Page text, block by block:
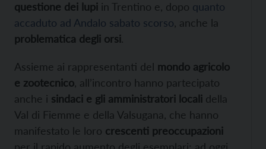
questione dei lupi in Trentino e, dopo quanto
accaduto ad Andalo sabato scorso , anche la
problematica degli orsi.
Assieme ai rappresentanti del mondo agricolo
e zootecnico , all’incontro hanno partecipato
anche i sindaci e gli amministratori locali della
Val di Fiemme e della Valsugana, che hanno
manifestato le loro crescenti preoccupazioni
per il rapido aumento degli esemplari: ad oggi